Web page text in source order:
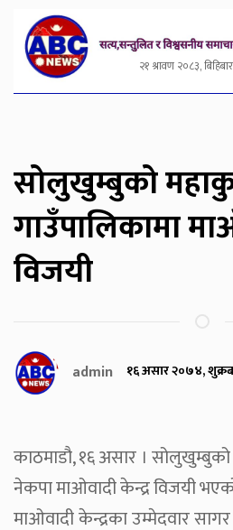
२१ श्रावण २०८३, बिहिबार
सोलुखुम्बुको
गाउँपालिकामा
विजयी
admin १६ असार २०७४,
काठमाडौ, १६ असार ।
नेकपा माओवादी केन्द्र विजयी
माओवादी केन्द्रका उम्मेदवार